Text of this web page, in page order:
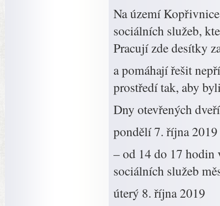
Na území
sociálních služeb,
Pracují zde desítky
a pomáhají řešit
prostředí tak, aby
Dny otevřených
pondělí 7. října 2019
– od 14 do 17 hodin
sociálních služeb
úterý 8. října 2019